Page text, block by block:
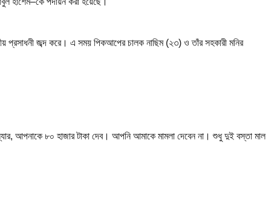
প্রসাধনী জব্দ করে। এ সময় পিকআপের চালক নাছিম (২৩) ও তাঁর সহকারী মনির
আপনাকে ৮০ হাজার টাকা দেব। আপনি আমাকে মামলা দেবেন না। শুধু দুই বস্তা মাল